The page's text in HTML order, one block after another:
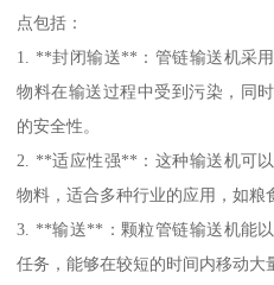
点包括：
1. **封闭输送**：管链输送机采
物料在输送过程中受到污染，同
的安全性。
2. **适应性强**：这种输送机可
物料，适合多种行业的应用，如粮
3. **输送**：颗粒管链输送机能
任务，能够在较短的时间内移动大